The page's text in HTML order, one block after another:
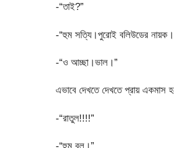
-“তাই?”
-“হুম সত্যি।পুরোই বলিউডের
-“ও আচ্ছা।ভাল।”
এভাবে দেখতে দেখতে প্রায় একমাস
-“রাতুল!!!!”
-“হুম বল।”